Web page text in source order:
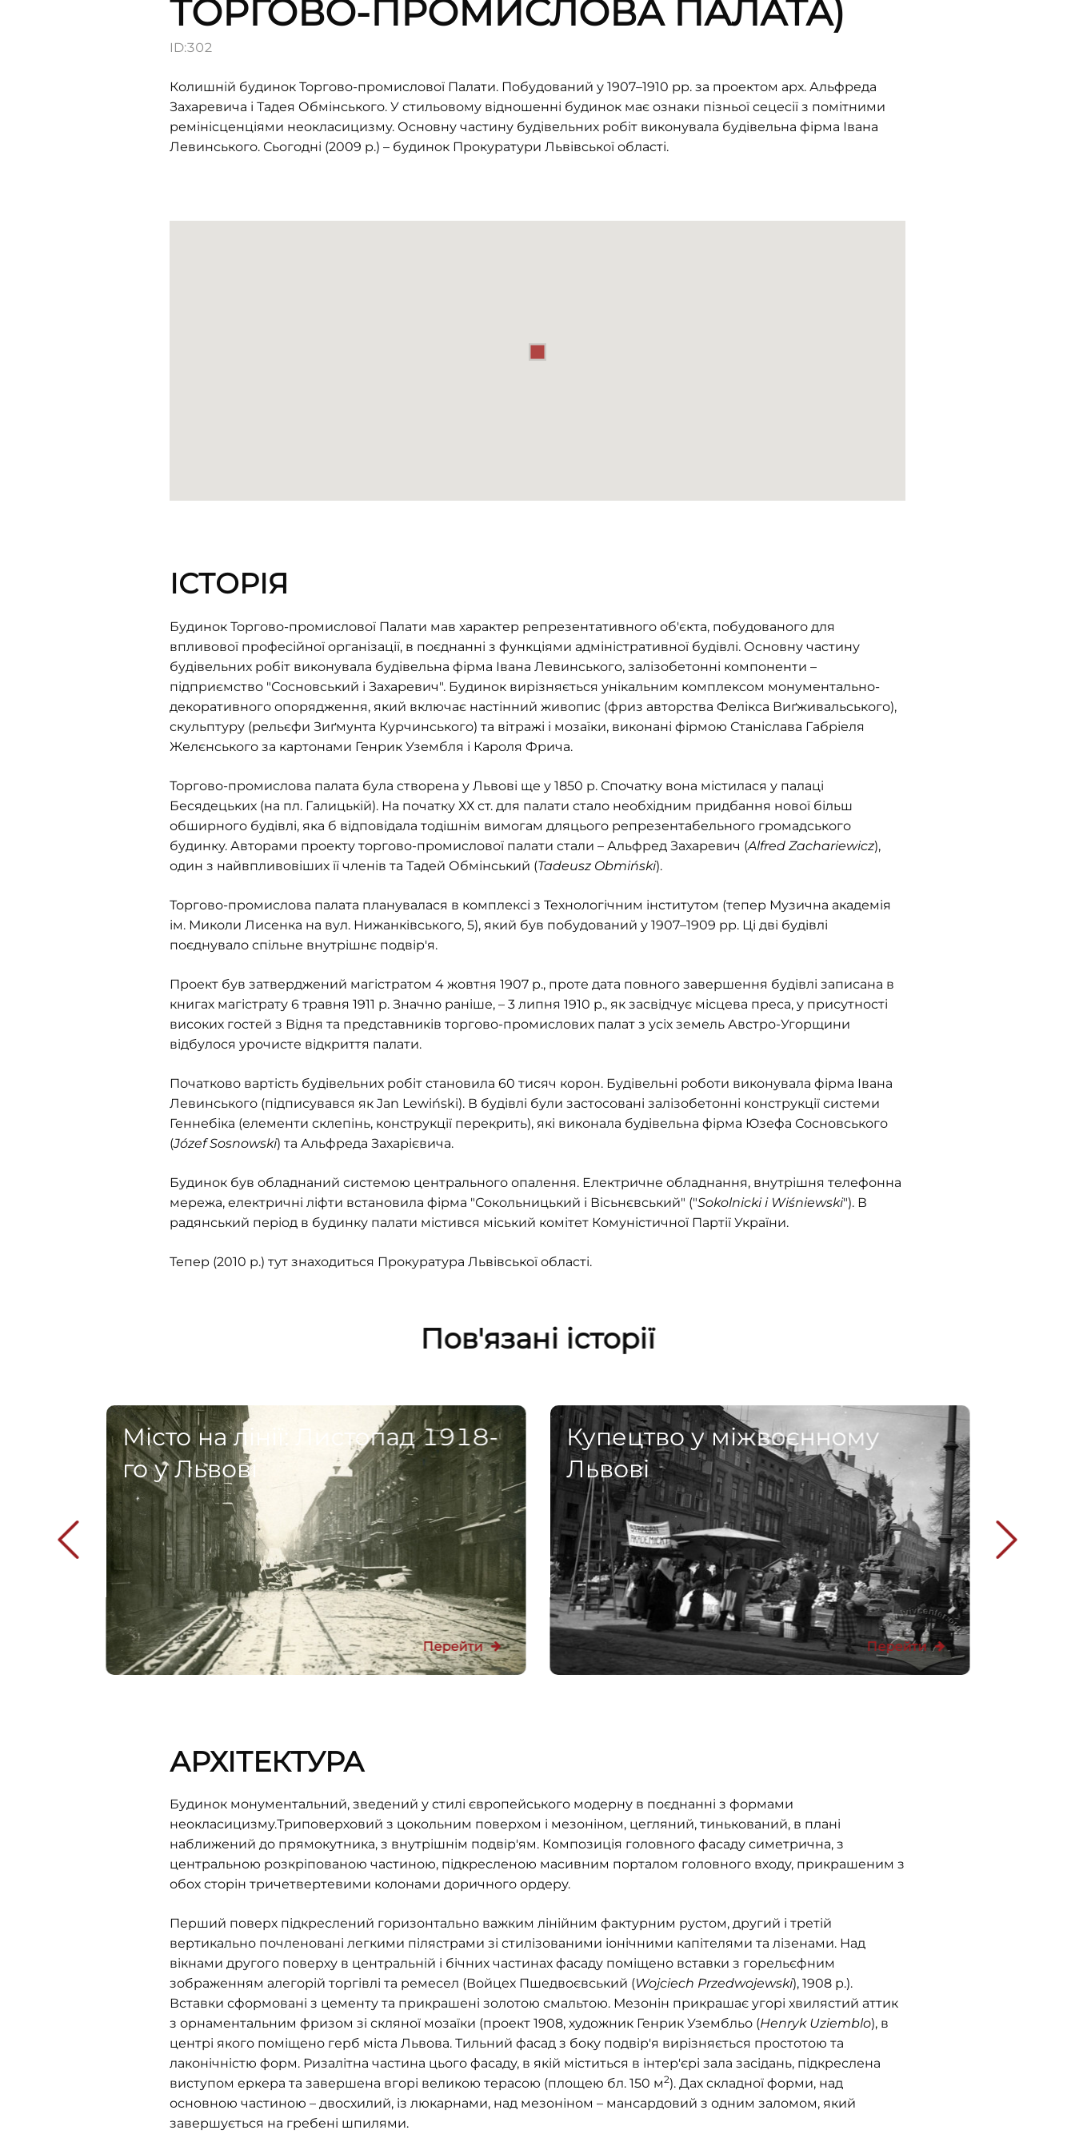
ТОРГОВО-ПРОМИСЛОВА ПАЛАТА)
ID:302
Колишній будинок Торгово-промислової Палати. Побудований у 1907–1910 рр. за проектом арх. Альфреда
Захаревича і Тадея Обмінського. У стильовому відношенні будинок має ознаки пізньої сецесії з помітними
ремінісценціями неокласицизму. Основну частину будівельних робіт виконувала будівельна фірма Івана
Левинського. Сьогодні (2009 p.) – будинок Прокуратури Львівської області.
ІСТОРІЯ
Будинок Торгово-промислової Палати мав характер репрезентативного об'єкта, побудованого для
впливової професійної організації, в поєднанні з функціями адміністративної будівлі. Основну частину
будівельних робіт виконувала будівельна фірма Івана Левинського, залізобетонні компоненти –
підприємство "Сосновський і Захаревич". Будинок вирізняється унікальним комплексом монументально-
декоративного опорядження, який включає настінний живопис (фриз авторства Фелікса Виґживальського),
скульптуру (рельєфи Зиґмунта Курчинського) та вітражі і мозаїки, виконані фірмою Станіслава Габріеля
Желєнського за картонами Генрик Узембля і Кароля Фрича.
Торгово-промислова палата була створена у Львові ще у 1850 р. Спочатку вона містилася у палаці
Бесядецьких (на пл. Галицькій). На початку ХХ ст. для палати стало необхідним придбання нової більш
обширного будівлі, яка б відповідала тодішнім вимогам дляцього репрезентабельного громадського
будинку. Авторами проекту торгово-промислової палати стали – Альфред Захаревич (Alfred Zachariewicz),
один з найвпливовіших її членів та Тадей Обмінський (Tadeusz Obmiński).
Торгово-промислова палата планувалася в комплексі з Технологічним інститутом (тепер Музична академія
ім. Миколи Лисенка на вул. Нижанківського, 5), який був побудований у 1907–1909 рр. Ці дві будівлі
поєднувало спільне внутрішнє подвір'я.
Проект був затверджений магістратом 4 жовтня 1907 р., проте дата повного завершення будівлі записана в
книгах магістрату 6 травня 1911 р. Значно раніше, – 3 липня 1910 р., як засвідчує місцева преса, у присутності
високих гостей з Відня та представників торгово-промислових палат з усіх земель Австро-Угорщини
відбулося урочисте відкриття палати.
Початково вартість будівельних робіт становила 60 тисяч корон. Будівельні роботи виконувала фірма Івана
Левинського (підписувався як Jan Lewiński). В будівлі були застосовані залізобетонні конструкції системи
Геннебіка (елементи склепінь, конструкції перекрить), які виконала будівельна фірма Юзефа Сосновського
(Józef Sosnowski) та Альфреда Захарієвича.
Будинок був обладнаний системою центрального опалення. Електричне обладнання, внутрішня телефонна
мережа, електричні ліфти встановила фірма "Сокольницький і Вісьнєвський" ("Sokolnicki i Wiśniewski"). В
радянський період в будинку палати містився міський комітет Комуністичної Партії України.
Тепер (2010 р.) тут знаходиться Прокуратура Львівської області.
Пов'язані історії
Місто на лінії: Листопад 1918-
го у Львові
Перейти
Купецтво у міжвоєнному
Львові
Перейти
АРХІТЕКТУРА
Будинок монументальний, зведений у стилі європейського модерну в поєднанні з формами
неокласицизму.Триповерховий з цокольним поверхом і мезоніном, цегляний, тинькований, в плані
наближений до прямокутника, з внутрішнім подвір'ям. Композиція головного фасаду симетрична, з
центральною розкріпованою частиною, підкресленою масивним порталом головного входу, прикрашеним з
обох сторін тричетвертевими колонами доричного ордеру.
Перший поверх підкреслений горизонтально важким лінійним фактурним рустом, другий і третій
вертикально почленовані легкими пілястрами зі стилізованими іонічними капітелями та лізенами. Над
вікнами другого поверху в центральній і бічних частинах фасаду поміщено вставки з горельєфним
зображенням алегорій торгівлі та ремесел (Войцех Пшедвоєвський (Wojciech Przedwojewski), 1908 р.).
Вставки сформовані з цементу та прикрашені золотою смальтою. Мезонін прикрашає угорі хвилястий аттик
з орнаментальним фризом зі скляної мозаїки (проект 1908, художник Генрик Узембльо (Henryk Uziemblo), в
центрі якого поміщено герб міста Львова. Тильний фасад з боку подвір'я вирізняється простотою та
лаконічністю форм. Ризалітна частина цього фасаду, в якій міститься в інтер'єрі зала засідань, підкреслена
виступом еркера та завершена вгорі великою терасою (площею бл. 150 м2). Дах складної форми, над
основною частиною – двосхилий, із люкарнами, над мезоніном – мансардовий з одним заломом, який
завершується на гребені шпилями.